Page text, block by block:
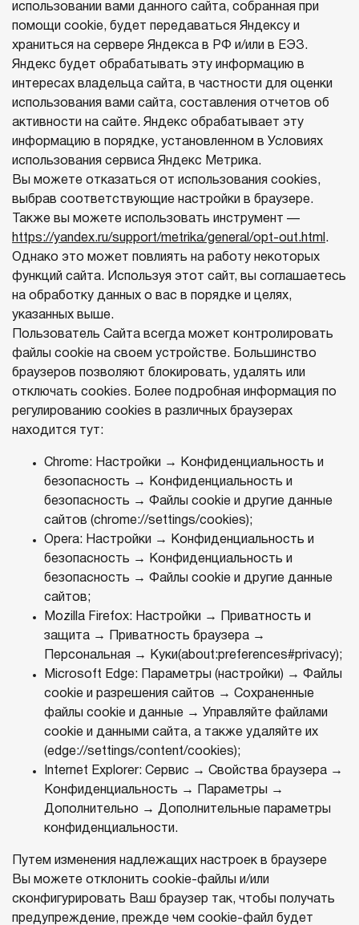
использовании вами данного сайта, собранная при
помощи cookie, будет передаваться Яндексу и
храниться на сервере Яндекса в РФ и/или в ЕЭЗ.
Яндекс будет обрабатывать эту информацию в
интересах владельца сайта, в частности для оценки
использования вами сайта, составления отчетов об
активности на сайте. Яндекс обрабатывает эту
информацию в порядке, установленном в Условиях
использования сервиса Яндекс Метрика.
Вы можете отказаться от использования cookies,
выбрав соответствующие настройки в браузере.
Также вы можете использовать инструмент —
https://yandex.ru/support/metrika/general/opt-out.html .
Однако это может повлиять на работу некоторых
функций сайта. Используя этот сайт, вы соглашаетесь
на обработку данных о вас в порядке и целях,
указанных выше.
Пользователь Сайта всегда может контролировать
файлы cookie на своем устройстве. Большинство
браузеров позволяют блокировать, удалять или
отключать cookies. Более подробная информация по
регулированию cookies в различных браузерах
находится тут:
Chrome: Настройки → Конфиденциальность и
безопасность → Конфиденциальность и
безопасность → Файлы cookie и другие данные
сайтов (chrome://settings/cookies);
Opera: Настройки → Конфиденциальность и
безопасность → Конфиденциальность и
безопасность → Файлы cookie и другие данные
сайтов;
Mozilla Firefox: Настройки → Приватность и
защита → Приватность браузера →
Персональная → Куки(about:preferences#privacy);
Microsoft Edge: Параметры (настройки) → Файлы
cookie и разрешения сайтов → Сохраненные
файлы cookie и данные → Управляйте файлами
cookie и данными сайта, а также удаляйте их
(edge://settings/content/cookies);
Internet Explorer: Сервис → Свойства браузера →
Конфиденциальность → Параметры →
Дополнительно → Дополнительные параметры
конфиденциальности.
Путем изменения надлежащих настроек в браузере
Вы можете отклонить cookie-файлы и/или
сконфигурировать Ваш браузер так, чтобы получать
предупреждение, прежде чем cookie-файл будет